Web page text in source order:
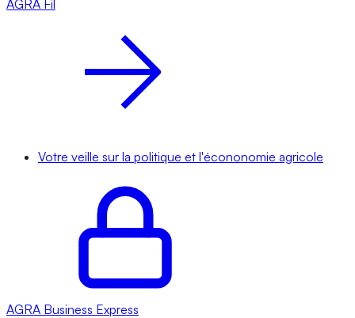
AGRA Fil
Votre veille sur la politique et l'écononomie agricole
AGRA Business Express